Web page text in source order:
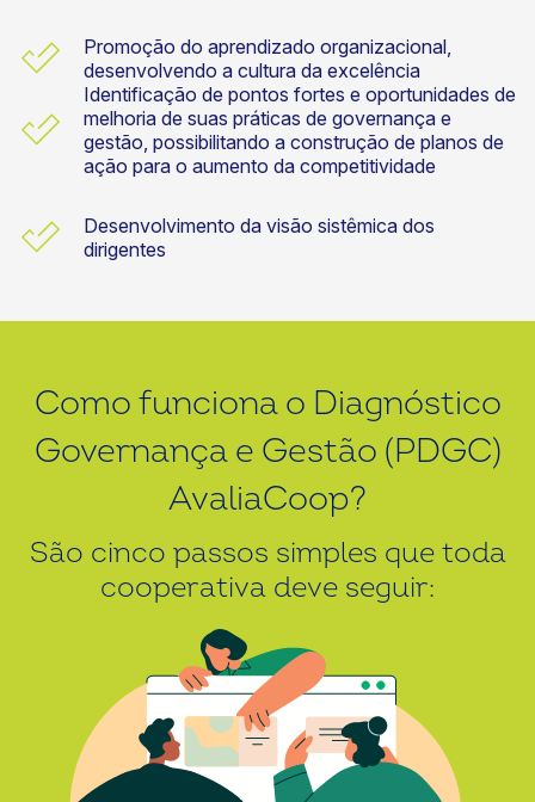
Promoção do aprendizado organizacional,
desenvolvendo a cultura da excelência
Identificação de pontos fortes e oportunidades de
melhoria de suas práticas de governança e
gestão, possibilitando a construção de planos de
ação para o aumento da competitividade
Desenvolvimento da visão sistêmica dos
dirigentes
Como funciona o Diagnóstico
Governança e Gestão (PDGC)
AvaliaCoop?
São cinco passos simples que toda
cooperativa deve seguir: